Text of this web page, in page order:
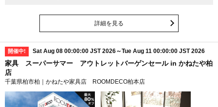
詳細を見る
開催中! Sat Aug 08 00:00:00 JST 2026～Tue Aug 11 00:00:00 JST 2026
家具 スーパーサマー アウトレットバーゲンセール in かねたや柏
店
千葉県柏市柏｜かねたや家具店 ROOMDECO柏本店